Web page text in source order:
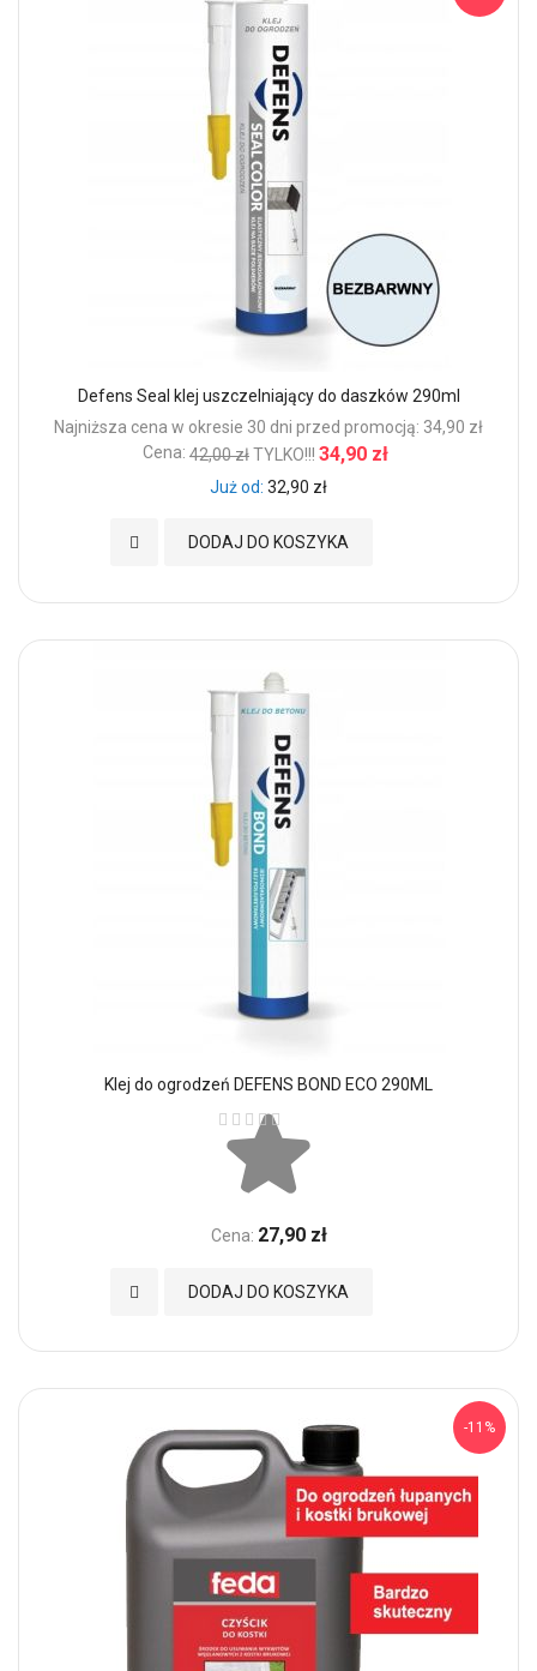
Defens Seal klej uszczelniający do daszków 290ml
Najniższa cena w okresie 30 dni przed promocją: 34,90 zł
Cena: 42,00 złTYLKO!!! 34,90 zł
Już od 32,90 zł
DODAJ DO KOSZYKA
Dodaj do Ulubionych
Klej do ogrodzeń DEFENS BOND ECO 290ML
Ocena:
Cena: 27,90 zł
DODAJ DO KOSZYKA
Dodaj do Ulubionych
-11%